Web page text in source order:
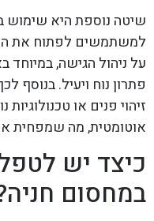
שיטה נוספת היא שימוש
למשתמשים לפתוח את
על ניהול הגישה, במיוחד
פתרון נוח ויעיל.
זיהוי פנים או
אוטומטית, מה שמפחית
כיצד יש
במחסום חניה?